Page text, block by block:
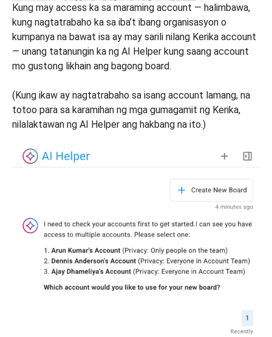
Kung may access ka sa maraming account — halimbawa,
kung nagtatrabaho ka sa iba’t ibang organisasyon o
kumpanya na bawat isa ay may sarili nilang Kerika account
— unang tatanungin ka ng AI Helper kung saang account
mo gustong likhain ang bagong board.
(Kung ikaw ay nagtatrabaho sa isang account lamang, na
totoo para sa karamihan ng mga gumagamit ng Kerika,
nilalaktawan ng AI Helper ang hakbang na ito.)